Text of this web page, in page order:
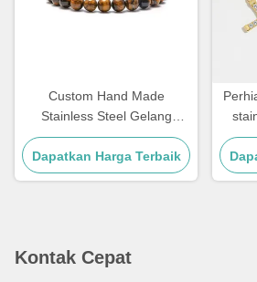
Custom Hand Made
Stainless Steel Gelang
Couple Hadiah Mens Tiger
Eye Batu Manik Gelang
Dapatkan Harga Terbaik
Kontak Cepat